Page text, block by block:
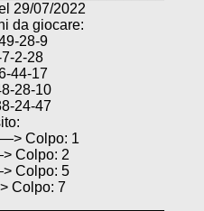
29/07/2022
da giocare:
28-9
2-28
44-17
28-10
24-47
Colpo: 1
Colpo: 2
Colpo: 5
Colpo: 7